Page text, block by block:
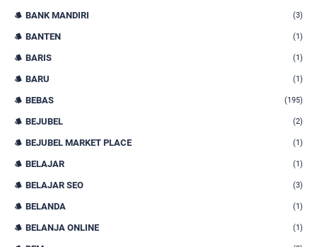
BANK MANDIRI (3)
BANTEN (1)
BARIS (1)
BARU (1)
BEBAS (195)
BEJUBEL (2)
BEJUBEL MARKET PLACE (1)
BELAJAR (1)
BELAJAR SEO (3)
BELANDA (1)
BELANJA ONLINE (1)